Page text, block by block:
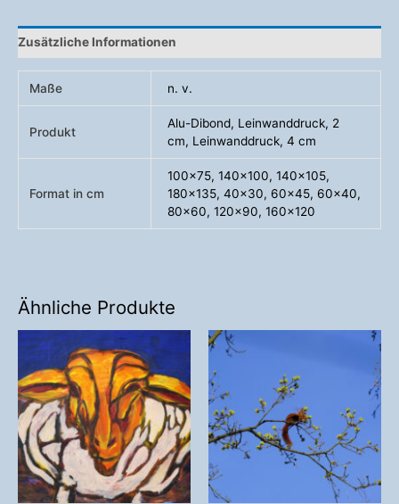
Zusätzliche Informationen
Maße n. v.
Produkt
Alu-Dibond, Leinwanddruck, 2
cm, Leinwanddruck, 4 cm
Format in cm
100×75, 140×100, 140×105,
180×135, 40×30, 60×45, 60×40,
80×60, 120×90, 160×120
Ähnliche Produkte
Preisspanne:
78,30 €
bis
575,10 €
Dieses
Produkt
weist
mehrere
Varianten
auf.
Die
Optionen
können
Preisspanne:
Dieses
Produkt
weist
mehrere
auf.
Die
Optionen
können